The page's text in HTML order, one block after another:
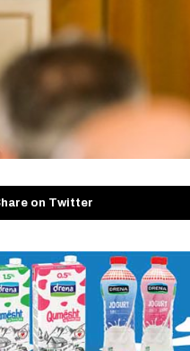
on Twitter